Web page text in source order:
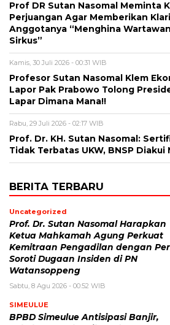
Prof DR Sutan Nasomal Meminta
Perjuangan Agar Memberikan
Anggotanya “Menghina
Sirkus”
Kamis, 30 Juli 2026 - 00:31 WIB
Profesor Sutan Nasomal Klem
Lapor Pak Prabowo Tolong
Lapar Dimana Mana!!
Rabu, 29 Juli 2026 - 02:17 WIB
Prof. Dr. KH. Sutan Nasomal:
Tidak Terbatas UKW, BNSP Diakui
BERITA TERBARU
Uncategorized
Prof. Dr. Sutan Nasomal Harapkan
Ketua Mahkamah Agung Perkuat
Kemitraan Pengadilan dengan
Soroti Dugaan Insiden di PN
Watansoppeng
Sabtu, 8 Agu 2026 - 00:52 WIB
SIMEULUE
BPBD Simeulue Antisipasi Banjir,